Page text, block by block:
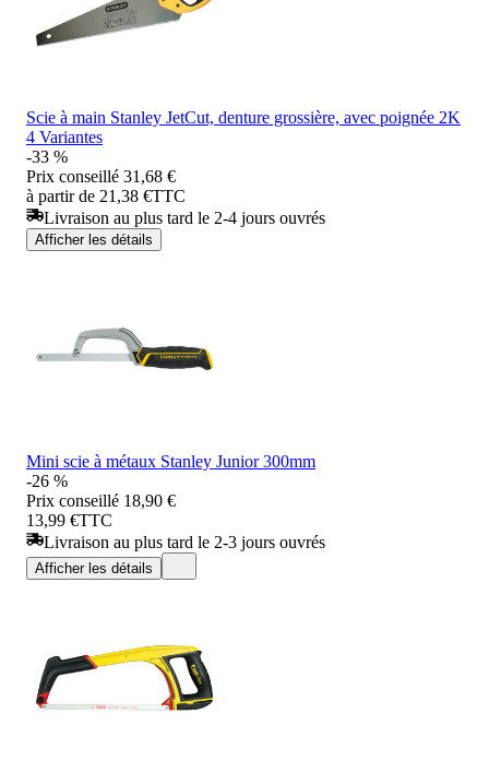
Scie à main Stanley JetCut, denture grossière, avec poignée 2K
4 Variantes
-33 %
Prix conseillé 31,68 €
à partir de 21,38 €TTC
Livraison au plus tard le 2-4 jours ouvrés
Afficher les détails
Mini scie à métaux Stanley Junior 300mm
-26 %
Prix conseillé 18,90 €
13,99 €TTC
Livraison au plus tard le 2-3 jours ouvrés
Afficher les détails